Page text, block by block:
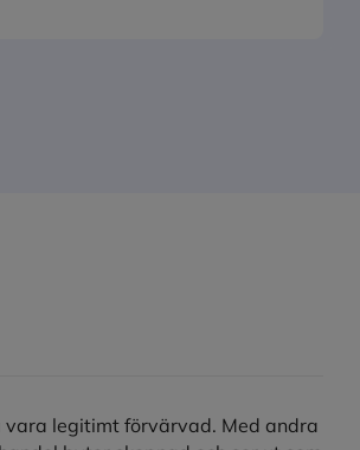
legitimt förvärvad. Med andra